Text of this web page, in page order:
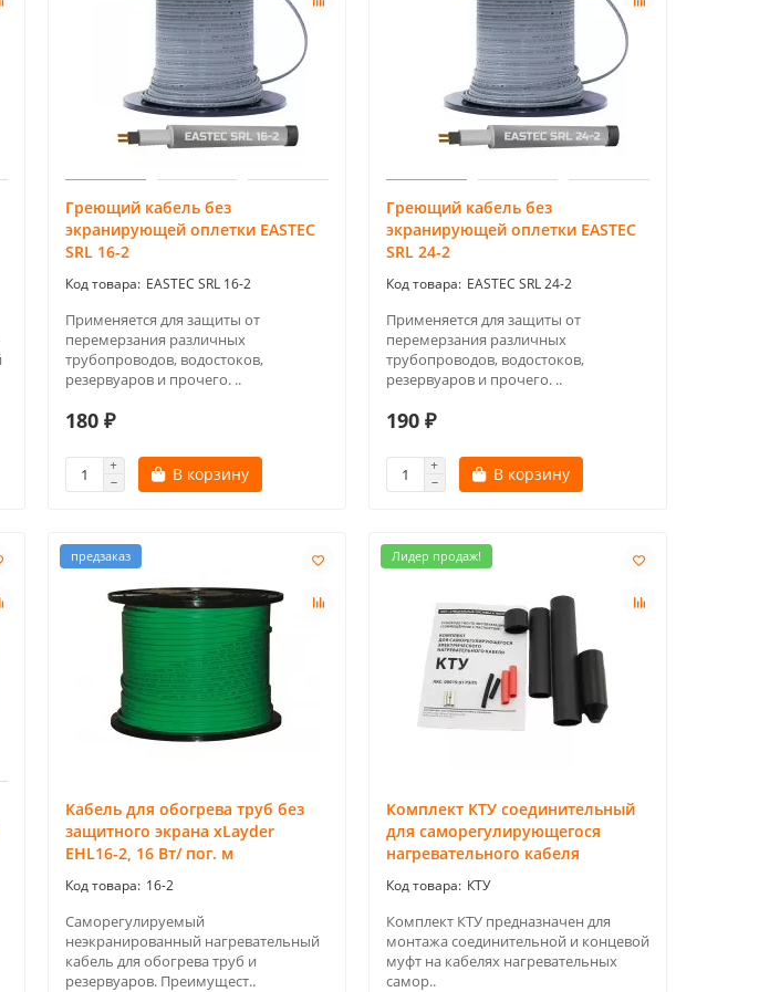
Греющий кабель без
экранирующей оплетки EASTEC
SRL 16-2
EASTEC SRL 16-2
Применяется для защиты от
перемерзания различных
трубопроводов, водостоков,
резервуаров и прочего. ..
180 ₽
В корзину
Греющий кабель без
экранирующей оплетки EASTEC
SRL 24-2
EASTEC SRL 24-2
Применяется для защиты от
перемерзания различных
трубопроводов, водостоков,
резервуаров и прочего. ..
190 ₽
В корзину
предзаказ
Кабель для обогрева труб без
защитного экрана xLayder
EHL16-2, 16 Вт/ пог. м
16-2
Саморегулируемый
неэкранированный нагревательный
кабель для обогрева труб и
резервуаров. Преимущест..
Лидер продаж!
Комплект КТУ соединительный
для саморегулирующегося
нагревательного кабеля
КТУ
Комплект КТУ предназначен для
монтажа соединительной и концевой
муфт на кабелях нагревательных
самор..